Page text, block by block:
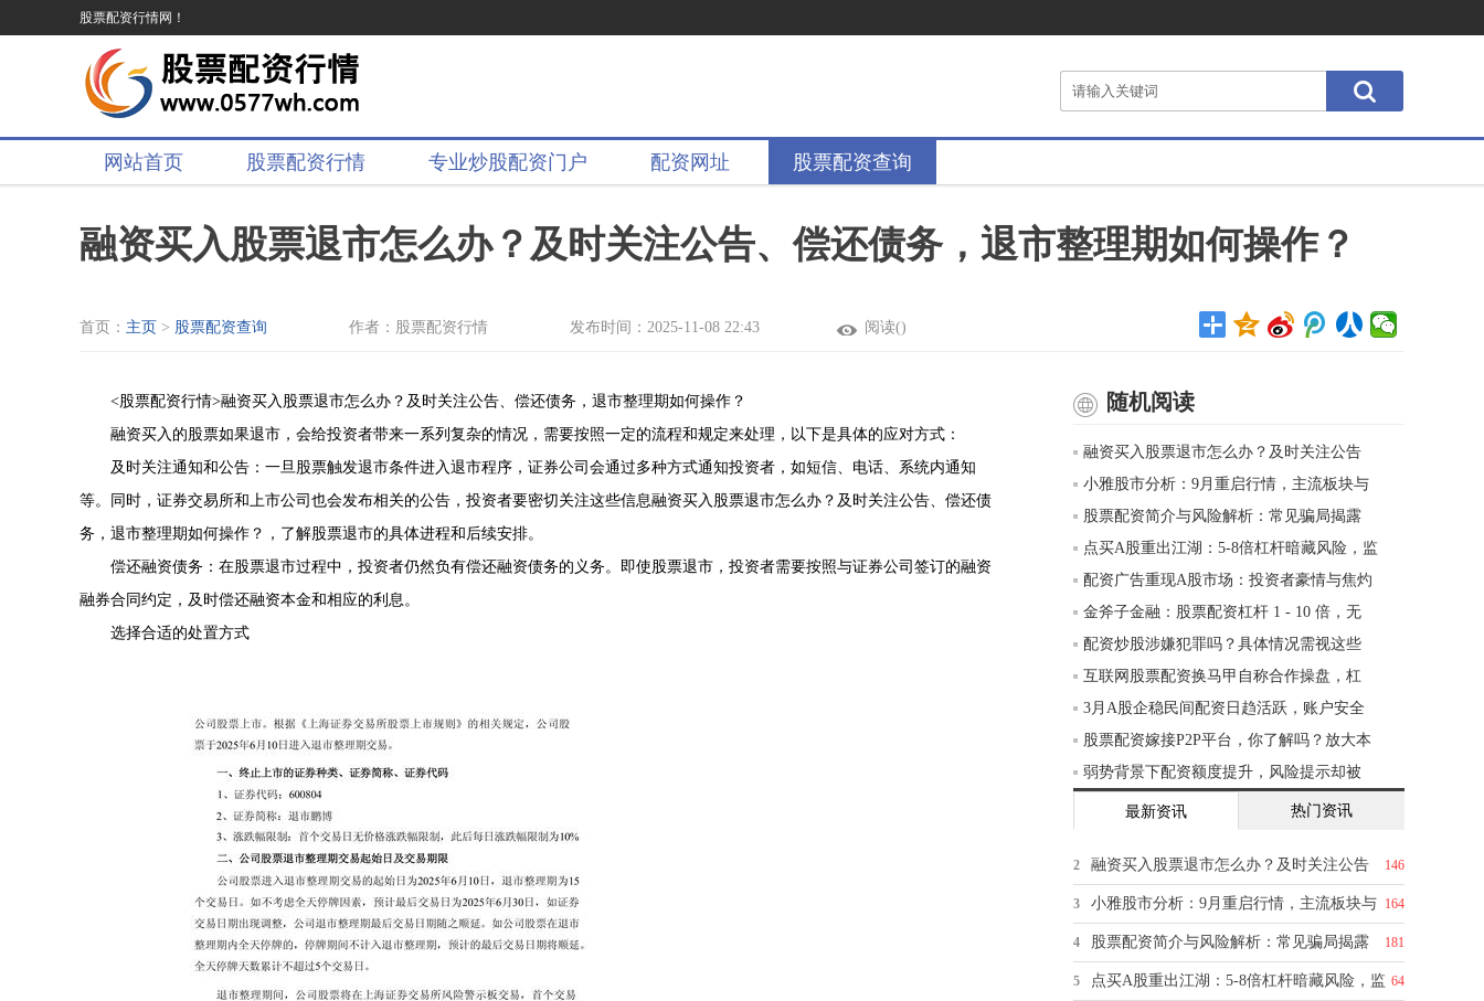
股票配资行情网！
网站首页 股票配资行情 专业炒股配资门户 配资网址 股票配资查询
融资买入股票退市怎么办？及时关注公告、偿还债务，退市整理期如何操作？
首页： 主页 > 股票配资查询 作者：股票配资行情 发布时间：2025-11-08 22:43 阅读()
<股票配资行情>融资买入股票退市怎么办？及时关注公告、偿还债务，退市整理期如何操作？
融资买入的股票如果退市，会给投资者带来一系列复杂的情况，需要按照一定的流程和规定来处理，以下是具体的应对方式：
及时关注通知和公告：一旦股票触发退市条件进入退市程序，证券公司会通过多种方式通知投资者，如短信、电话、系统内通知
等。同时，证券交易所和上市公司也会发布相关的公告，投资者要密切关注这些信息融资买入股票退市怎么办？及时关注公告、偿还债
务，退市整理期如何操作？，了解股票退市的具体进程和后续安排。
偿还融资债务：在股票退市过程中，投资者仍然负有偿还融资债务的义务。即使股票退市，投资者需要按照与证券公司签订的融资
融券合同约定，及时偿还融资本金和相应的利息。
选择合适的处置方式
随机阅读
融资买入股票退市怎么办？及时关注公告
小雅股市分析：9月重启行情，主流板块与
股票配资简介与风险解析：常见骗局揭露
点买A股重出江湖：5-8倍杠杆暗藏风险，监
配资广告重现A股市场：投资者豪情与焦灼
金斧子金融：股票配资杠杆 1 - 10 倍，无
配资炒股涉嫌犯罪吗？具体情况需视这些
互联网股票配资换马甲自称合作操盘，杠
3月A股企稳民间配资日趋活跃，账户安全
股票配资嫁接P2P平台，你了解吗？放大本
弱势背景下配资额度提升，风险提示却被
最新资讯 热门资讯
2 146
融资买入股票退市怎么办？及时关注公告
3 164
小雅股市分析：9月重启行情，主流板块与
4 181
股票配资简介与风险解析：常见骗局揭露
5 64
点买A股重出江湖：5-8倍杠杆暗藏风险，监